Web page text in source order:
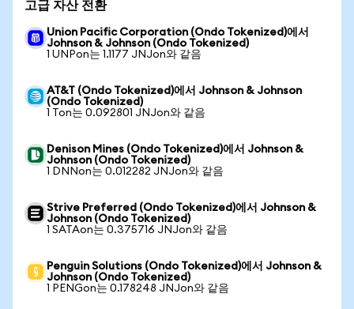
고급 자산 전환
Union Pacific Corporation (Ondo Tokenized)에서
Johnson & Johnson (Ondo Tokenized)
1 UNPon는 1.1177 JNJon와 같음
AT&T (Ondo Tokenized)에서 Johnson & Johnson
(Ondo Tokenized)
1 Ton는 0.092801 JNJon와 같음
Denison Mines (Ondo Tokenized)에서 Johnson &
Johnson (Ondo Tokenized)
1 DNNon는 0.012282 JNJon와 같음
Strive Preferred (Ondo Tokenized)에서 Johnson &
Johnson (Ondo Tokenized)
1 SATAon는 0.375716 JNJon와 같음
Penguin Solutions (Ondo Tokenized)에서 Johnson &
Johnson (Ondo Tokenized)
1 PENGon는 0.178248 JNJon와 같음